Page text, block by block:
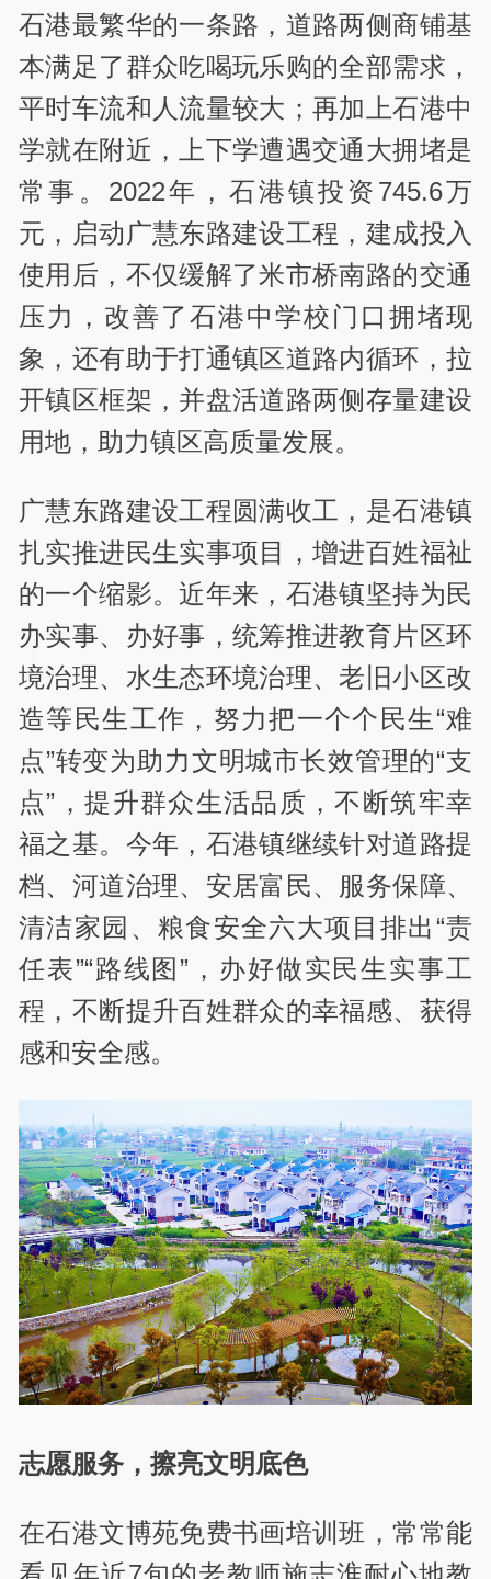
石港最繁华的一条路，道路两侧商铺基
本满足了群众吃喝玩乐购的全部需求，
平时车流和人流量较大；再加上石港中
学就在附近，上下学遭遇交通大拥堵是
常事。2022年，石港镇投资745.6万
元，启动广慧东路建设工程，建成投入
使用后，不仅缓解了米市桥南路的交通
压力，改善了石港中学校门口拥堵现
象，还有助于打通镇区道路内循环，拉
开镇区框架，并盘活道路两侧存量建设
用地，助力镇区高质量发展。
广慧东路建设工程圆满收工，是石港镇
扎实推进民生实事项目，增进百姓福祉
的一个缩影。近年来，石港镇坚持为民
办实事、办好事，统筹推进教育片区环
境治理、水生态环境治理、老旧小区改
造等民生工作，努力把一个个民生“难
点”转变为助力文明城市长效管理的“支
点”，提升群众生活品质，不断筑牢幸
福之基。今年，石港镇继续针对道路提
档、河道治理、安居富民、服务保障、
清洁家园、粮食安全六大项目排出“责
任表”“路线图”，办好做实民生实事工
程，不断提升百姓群众的幸福感、获得
感和安全感。
志愿服务，擦亮文明底色
在石港文博苑免费书画培训班，常常能